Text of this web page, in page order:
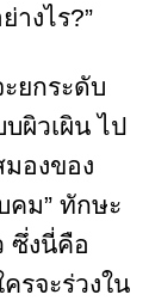
งไร?”
ยกระดับ
ผิวเผิน ไป
องของ
คม” ทักษะ
ซึ่งนี่คือ
รจะร่วงใน